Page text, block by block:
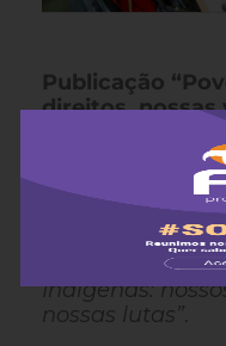
Publicação
direitos, nossas
Para apoiar
indígenas na
pelos órgãos
sua defesa, foi
Indígenas:
nossas lutas”.